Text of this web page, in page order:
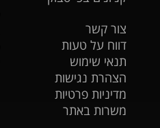
צור קשר
דווח על טעות
תנאי שימוש
הצהרת נגישות
מדיניות פרטיות
משרות באתר